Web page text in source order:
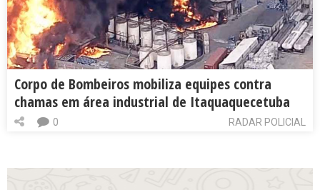
Corpo de Bombeiros mobiliza equipes contra
chamas em área industrial de Itaquaquecetuba
RADAR POLICIAL
0